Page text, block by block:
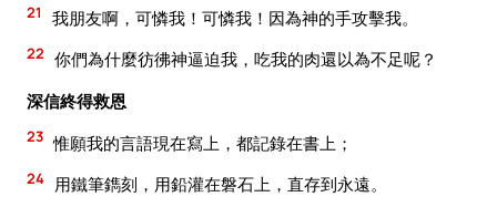
21 我朋友啊，可憐我！可憐我！因為神的手攻擊我。
22 你們為什麼彷彿神逼迫我，吃我的肉還以為不足呢？
深信終得救恩
23 惟願我的言語現在寫上，都記錄在書上；
24 用鐵筆鐫刻，用鉛灌在磐石上，直存到永遠。